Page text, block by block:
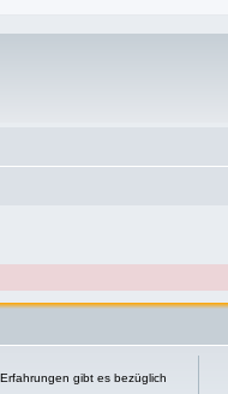
gibt es bezüglich